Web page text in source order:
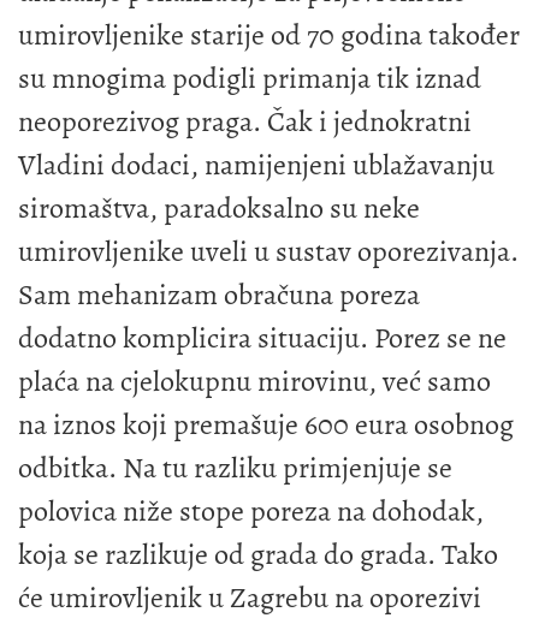
umirovljenike starije od 70 godina također
su mnogima podigli primanja tik iznad
neoporezivog praga. Čak i jednokratni
Vladini dodaci, namijenjeni ublažavanju
siromaštva, paradoksalno su neke
umirovljenike uveli u sustav oporezivanja.
Sam mehanizam obračuna poreza
dodatno komplicira situaciju. Porez se ne
plaća na cjelokupnu mirovinu, već samo
na iznos koji premašuje 600 eura osobnog
odbitka. Na tu razliku primjenjuje se
polovica niže stope poreza na dohodak,
koja se razlikuje od grada do grada. Tako
će umirovljenik u Zagrebu na oporezivi